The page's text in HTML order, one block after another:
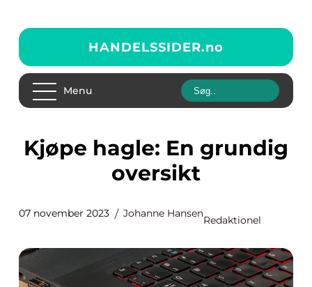
HANDELSSIDER.no
Menu
Kjøpe hagle: En grundig
oversikt
07 november 2023 Johanne Hansen
Redaktionel